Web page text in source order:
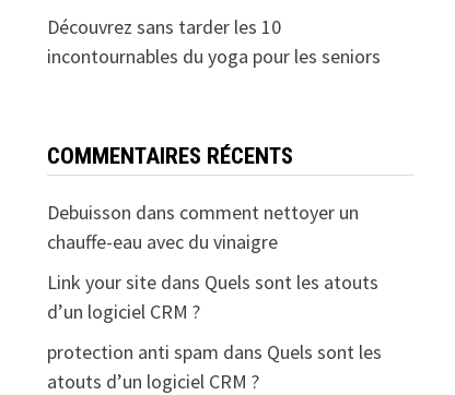
Découvrez sans tarder les 10
incontournables du yoga pour les seniors
COMMENTAIRES RÉCENTS
Debuisson dans comment nettoyer un
chauffe-eau avec du vinaigre
Link your sitedans Quels sont les atouts
d’un logiciel CRM ?
protection anti spam dans Quels sont les
atouts d’un logiciel CRM ?